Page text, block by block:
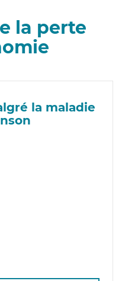
la perte
la maladie